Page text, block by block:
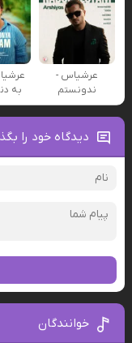
عرشیاس -
ندونستم
به
دیدگاه خود را
خوانندگان